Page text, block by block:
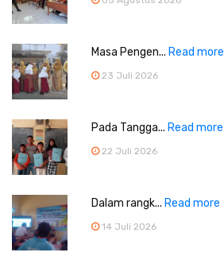
Masa Pengen... Read more
23 Juli 2026
Pada Tangga... Read more
22 Juli 2026
Dalam rangk... Read more
14 Juli 2026